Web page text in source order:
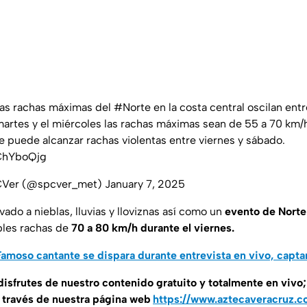
rachas máximas del #Norte en la costa central oscilan
y el miércoles las rachas máximas sean de 55 a 70
puede alcanzar rachas violentas entre viernes y sábado.
(@spcver_met) January 7, 2025
a nieblas, lluvias y lloviznas así como un evento de
rachas de 70 a 80 km/h durante el viernes.
cantante se dispara durante entrevista en vivo,
de nuestro contenido gratuito y totalmente en
de nuestra página web https://